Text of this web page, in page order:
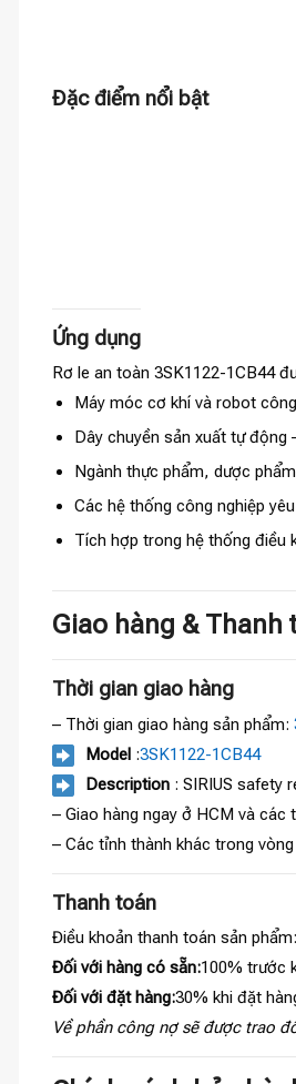
Đặc điểm nổi bật
Ứng dụng
Rơ le an toàn 3SK1122-1CB44
Máy móc cơ khí và robot
Dây chuyền sản xuất tự
Ngành thực phẩm, dược
Các hệ thống công nghiệp
Tích hợp trong hệ thống điều
Giao hàng & Thanh
Thời gian giao hàng
– Thời gian giao hàng sản phẩm:
Model :3SK1122-1CB44
Description : SIRIUS safety
– Giao hàng ngay ở HCM và các
– Các tỉnh thành khác trong
Thanh toán
Điều khoản thanh toán sản phẩm:
Đối với hàng có sẵn:100% trước
Đối với đặt hàng:30% khi đặt
Về phần công nợ sẽ được trao